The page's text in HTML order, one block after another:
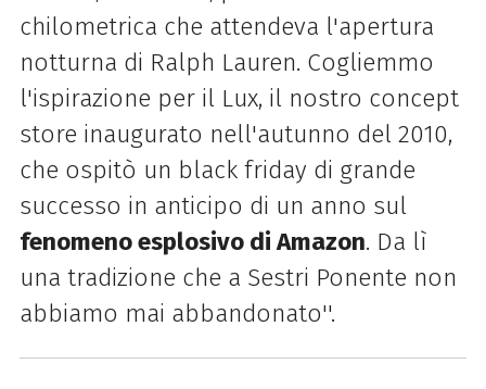
chilometrica che attendeva l'apertura
notturna di Ralph Lauren. Cogliemmo
l'ispirazione per il Lux, il nostro concept
store inaugurato nell'autunno del 2010,
che ospitò un black friday di grande
successo in anticipo di un anno sul
fenomeno esplosivo di Amazon. Da lì
una tradizione che a Sestri Ponente non
abbiamo mai abbandonato''.